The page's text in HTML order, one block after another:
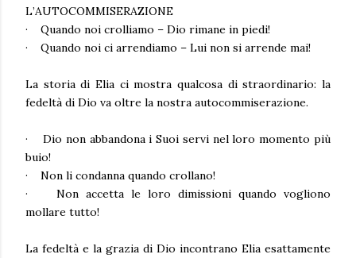
L’AUTOCOMMISERAZIONE
·
Quando noi crolliamo – Dio rimane in piedi!
·
Quando noi ci arrendiamo – Lui non si arrende mai!
La storia di Elia ci mostra qualcosa di straordinario: la
fedeltà di Dio va oltre la nostra autocommiserazione.
·
Dio non abbandona i Suoi servi nel loro momento più
buio!
·
Non li condanna quando crollano!
·
Non accetta le loro dimissioni quando vogliono
mollare tutto!
La fedeltà e la grazia di Dio incontrano Elia esattamente